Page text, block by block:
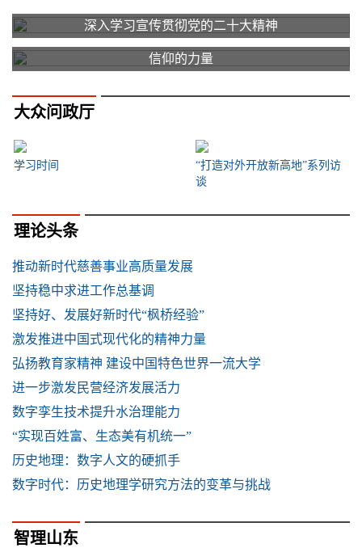
深入学习宣传贯彻党的二十大精神
信仰的力量
大众问政厅
学习时间
“打造对外开放新高地”系列访
谈
理论头条
推动新时代慈善事业高质量发展
坚持稳中求进工作总基调
坚持好、发展好新时代“枫桥经验”
激发推进中国式现代化的精神力量
弘扬教育家精神 建设中国特色世界一流大学
进一步激发民营经济发展活力
数字孪生技术提升水治理能力
“实现百姓富、生态美有机统一”
历史地理：数字人文的硬抓手
数字时代：历史地理学研究方法的变革与挑战
智理山东